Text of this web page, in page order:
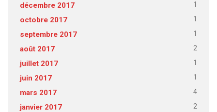
décembre 2017 1
octobre 2017 1
septembre 2017 1
août 2017 2
juillet 2017 1
juin 2017 1
mars 2017 4
janvier 2017 2